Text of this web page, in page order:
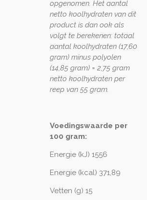
opgenomen. Het aantal
netto koolhydraten van dit
product is dan ook als
volgt te berekenen: totaal
aantal koolhydraten (17,60
gram) minus polyolen
(14,85 gram) = 2,75 gram
netto koolhydraten per
reep van 55 gram.
Voedingswaarde per
100 gram:
Energie (kJ) 1556
Energie (kcal) 371,89
Vetten (g) 15